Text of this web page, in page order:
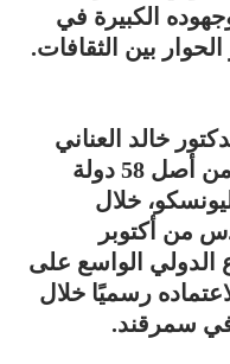
وجهوده الكبيرة في
بين الثقافات.
خالد العناني
جاء بعد حصوله على ٥٥ صوتًا من أصل 58 دولة
خلال
من أكتوبر
الدولي الواسع على
رسميًا خلال
في سمرقند.